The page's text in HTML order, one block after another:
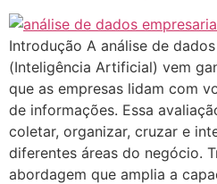
Introdução A análise de
(Inteligência Artificial) vem
que as empresas lidam com
de informações. Essa
coletar, organizar, cruzar e
diferentes áreas do negócio.
abordagem que amplia a